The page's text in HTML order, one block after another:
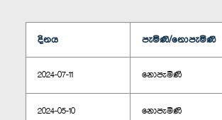
දිනය පැමිණි/නොපැමිණි
2024-07-11 නොපැමිණි
2024-05-10 නොපැමිණි